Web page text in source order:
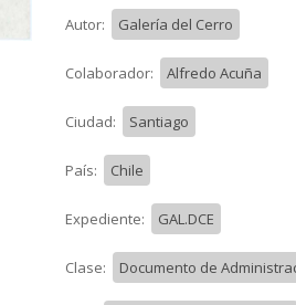
Autor: Galería del Cerro
Colaborador: Alfredo Acuña
Ciudad: Santiago
País: Chile
Expediente: GAL.DCE
Clase: Documento de